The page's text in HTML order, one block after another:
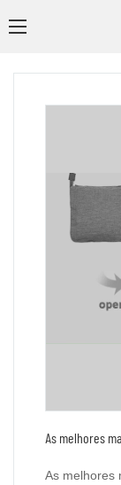
As melhores
As melhores